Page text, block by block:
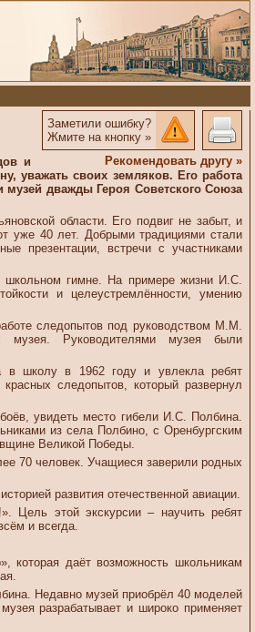
Заметили ошибку?
Жмите на кнопку »
Рекомендовать другу »
и
уважать своих земляков. Его работа
музей дважды Героя Советского Союза
области. Его подвиг не забыт, и
уже 40 лет. Добрыми традициями стали
презентации, встречи с участниками
школьном гимне. На примере жизни И.С.
и целеустремлённости, умению
следопытов под руководством М.М.
музея. Руководителями музея были
в школу в 1962 году и увлекла ребят
следопытов, который развернул
увидеть место гибели И.С. Полбина.
из села Полбино, с Оренбургским
Великой Победы.
70 человек. Учащиеся заверили родных
развития отечественной авиации.
Цель этой экскурсии – научить ребят
и всегда.
которая даёт возможность школьникам
Недавно музей приобрёл 40 моделей
разрабатывает и широко применяет